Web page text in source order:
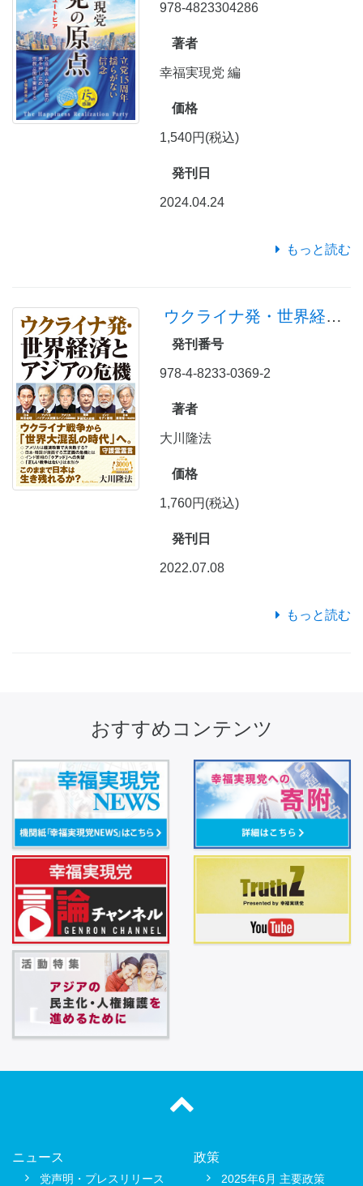
978-4823304286
著者
幸福実現党 編
価格
1,540円(税込)
発刊日
2024.04.24
もっと読む
ウクライナ発・世界経済とアジアの危機
発刊番号
978-4-8233-0369-2
著者
大川隆法
価格
1,760円(税込)
発刊日
2022.07.08
もっと読む
おすすめコンテンツ
ニュース
党声明・プレスリリース
政策
2025年6月 主要政策